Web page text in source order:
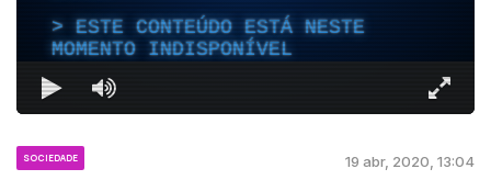
ESTE CONTEÚDO ESTÁ NESTE
MOMENTO INDISPONÍVEL
SOCIEDADE 19 abr, 2020, 13:04